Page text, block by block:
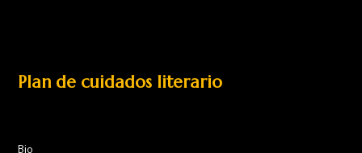
Plan de cuidados literario
Bio